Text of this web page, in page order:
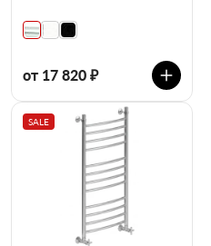
от 17 820 ₽
SALE